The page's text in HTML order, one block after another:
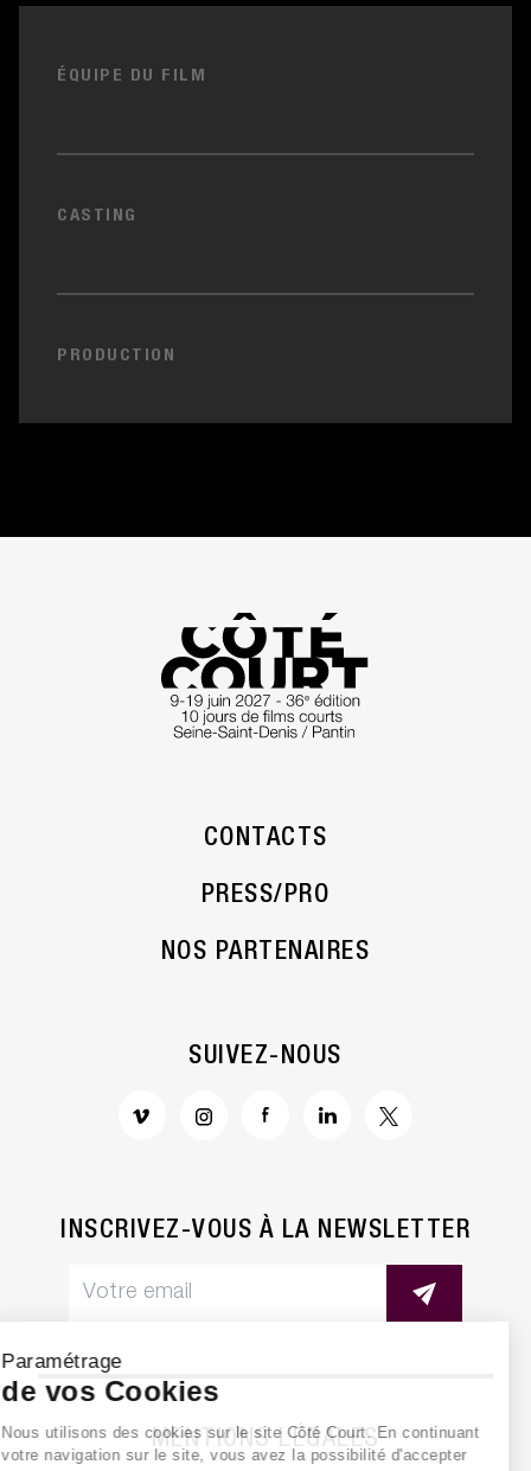
ÉQUIPE DU FILM
CASTING
PRODUCTION
CONTACTS
PRESS/PRO
NOS PARTENAIRES
SUIVEZ-NOUS
INSCRIVEZ-VOUS À LA NEWSLETTER
MENTIONS LÉGALES
Paramétrage
de vos Cookies
Nous utilisons des cookies sur le site Côté Court. En continuant
votre navigation sur le site, vous avez la possibilité d'accepter